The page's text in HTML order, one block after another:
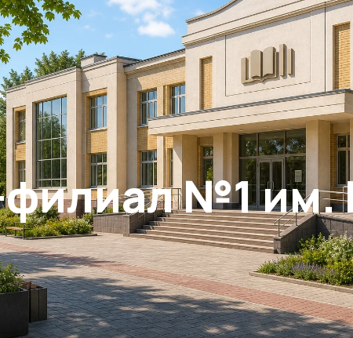
филиал №1 им.